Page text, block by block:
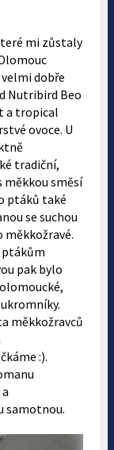
mi zůstaly
dobře
Nutribird Beo
a tropical
ovoce. U
tradiční,
měkkou směsí
ptáků také
se suchou
měkkožravé.
ptákům
pak bylo
měkkožravců
:).
samotnou.